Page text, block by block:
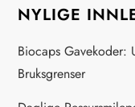
a
g
i
NYLIGE
Biocaps Gavekoder:
Bruksgrenser